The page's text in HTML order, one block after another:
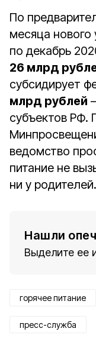
По
месяца нового
по декабрь
26 млрд
субсидирует
млрд рублей
субъектов РФ.
ведомство
питание не
ни у родителей.
Нашли
Выделите ее
горячее питание
пресс-служба